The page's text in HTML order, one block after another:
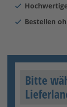
Bestellen
Bitte